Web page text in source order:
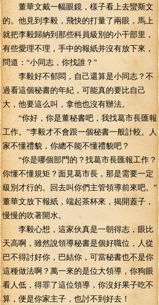
董華文戴一幅眼鏡，樣子看上去蠻斯文
的。他見到李毅，飛快的打量了兩眼，馬上
就把李毅歸納到那些科員級別的小干部里，
有些愛理不理，手中的報紙并沒有放下來，
問道：“小同志，你找誰？”
李毅好不郁悶，自己還算是小同志？不
過看這個秘書的年紀，可能真的要比自己
大，他要這么叫，拿他也沒有辦法。
“你好，你是董秘書吧，我找葛市長匯報
工作。”李毅才不會跟一個秘書一般計較。人
家不懂禮貌，你總不能不懂禮貌吧？
“你是哪個部門的？找葛市長匯報工作？
你懂不懂規矩？面見葛市長，那是需要一定
級別才行的。回去叫你們主管領導前來吧。”
董華文放下報紙，端起茶杯來，揭開蓋子，
慢慢的吹著開水。
李毅心想，這家伙真是一朝得志，眼比
天高啊，雖然說領導秘書是個好職位，人從
巴不得討好你，巴結你，可當秘書也不是你
這種做法啊？萬一來的是位大領導，你狗眼
看人低，得罪了這位領導，你沒好果子吃不
算，便是你家主子，也討不到好去！